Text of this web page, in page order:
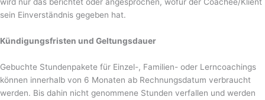
sein Einverständnis gegeben hat.
Kündigungsfristen und Geltungsdauer
Gebuchte Stundenpakete für Einzel-, Familien- oder Lerncoachings
können innerhalb von 6 Monaten ab Rechnungsdatum verbraucht
werden. Bis dahin nicht genommene Stunden verfallen und werden